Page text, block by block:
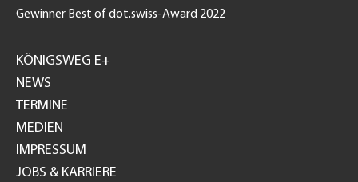
Gewinner Best of dot.swiss-Award 2022
GH
KÖNIGSWEG E+
NEWS
TERMINE
MEDIEN
IMPRESSUM
JOBS & KARRIERE